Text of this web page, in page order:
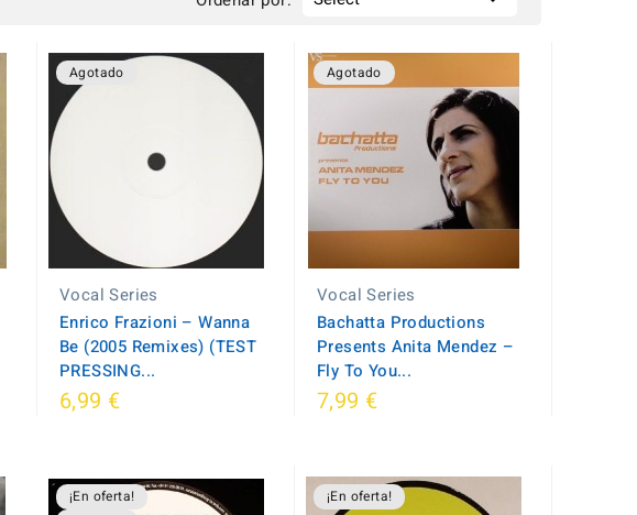
Agotado
Vocal Series
Enrico Frazioni – Wanna
Be (2005 Remixes) (TEST
PRESSING...
6,99 €
Agotado
Vocal Series
Bachatta Productions
Presents Anita Mendez –
Fly To You...
7,99 €
¡En oferta!
¡En oferta!